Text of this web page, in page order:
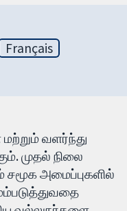
Français
வளர்ந்து
முதல் நிலை
சமூக அமைப்புகளில்